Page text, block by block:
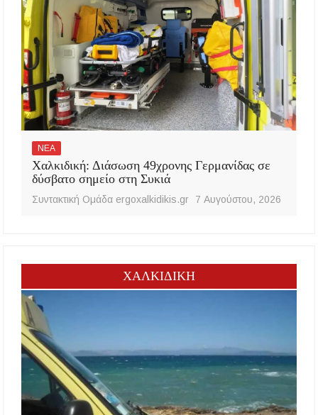
ΝΕΑ
Χαλκιδική: Διάσωση 49χρονης Γερμανίδας σε
δύσβατο σημείο στη Συκιά
Συντακτική Ομάδα ergoxalkidikis.gr 7 Αυγούστου, 2026
ΧΑΛΚΙΔΙΚΗ